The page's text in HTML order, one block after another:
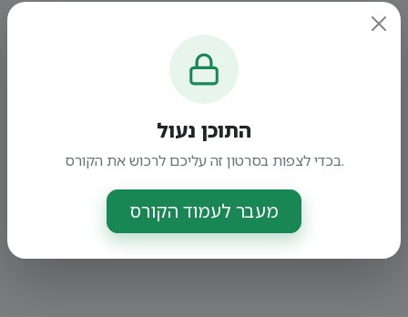
התוכן נעול
בכדי לצפות בסרטון זה עליכם לרכוש את הקורס.
מעבר לעמוד הקורס